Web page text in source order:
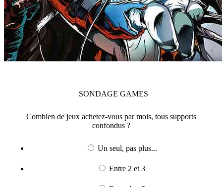
SONDAGE GAMES
Combien de jeux achetez-vous par mois, tous supports
confondus ?
Un seul, pas plus...
Entre 2 et 3